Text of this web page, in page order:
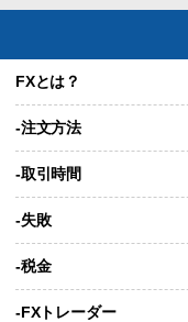
FXとは？
-注文方法
-取引時間
-失敗
-税金
-FXトレーダー